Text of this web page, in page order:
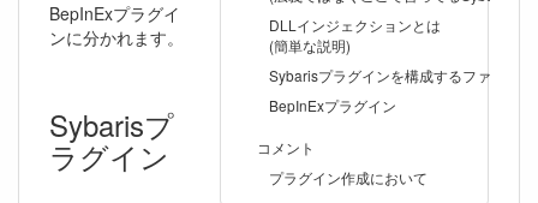
DLLインジェクションとは
(簡単な説明)
Sybarisプラグインを構成するファイル
BepInExプラグイン
コメント
プラグイン作成において
BepInExプラグイ
ンに分かれます。
Sybarisプ
ラグイン